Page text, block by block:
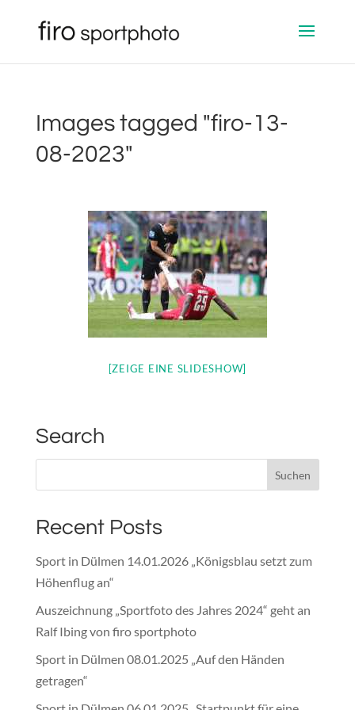
Images tagged "firo-13-
08-2023"
[ZEIGE EINE SLIDESHOW]
Search
Recent Posts
Sport in Dülmen 14.01.2026 „Königsblau setzt zum
Höhenflug an“
Auszeichnung „Sportfoto des Jahres 2024“ geht an
Ralf Ibing von firo sportphoto
Sport in Dülmen 08.01.2025 „Auf den Händen
getragen“